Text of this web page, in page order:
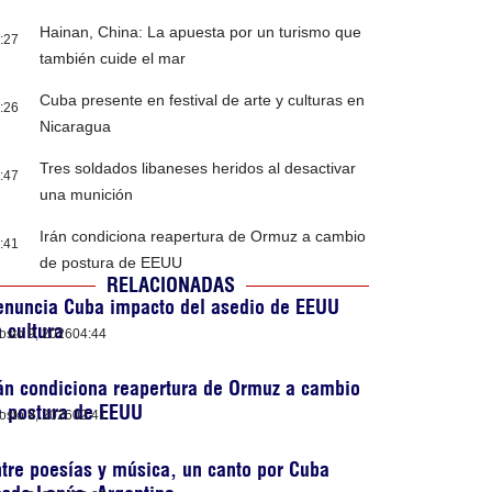
Hainan, China: La apuesta por un turismo que
también cuide el mar
Cuba presente en festival de arte y culturas en
Nicaragua
Tres soldados libaneses heridos al desactivar
una munición
Irán condiciona reapertura de Ormuz a cambio
de postura de EEUU
RELACIONADAS
Cuba impacto del asedio de EEUU
cultura
9, 202604:44
condiciona reapertura de Ormuz a cambio
postura de EEUU
9, 202602:41
poesías y música, un canto por Cuba